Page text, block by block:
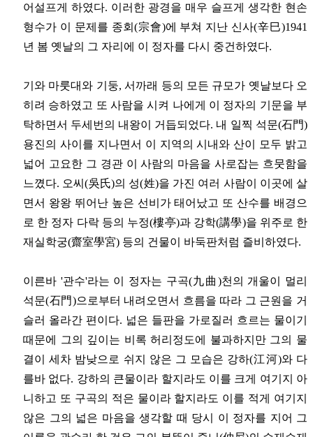
어설프게 하였다. 이러한 광경을 매우 슬프게 생각한 현손
형수가 이 문제를 종회(宗會)에 부쳐 지난 신사(辛巳)1941
년 봄 옛날의 그 자리에 이 정자를 다시 중건하였다.
기와 마룻대와 기둥, 서까래 등의 모든 규모가 옛날보다 오
히려 승하였고 또 사람을 시켜 나에게 이 정자의 기문을 부
탁하면서 두세번의 내왕이 거듭되었다. 내 일찍 석문(石門)
용진의 사이를 지나면서 이 지역의 시내와 산이 모두 밝고
넓어 고요한 그 경관 이 사람의 마음을 사로잡는 흐뭇함을
느꼈다. 오씨(吳氏)의 성(姓)을 가진 여러 사람이 이곳에 살
면서 왕왕 뛰어난 높은 선비가 태어났고 또 산수를 배경으
로 한 정자 다락 등의 누정(樓亭)과 강학(講學)을 위주로 한
재실학궁(齋室學宮) 등의 건물이 바둑판처럼 즐비하였다.
이른바 '관수'라는 이 정자는 구곡(九曲)천의 개울이 멀리
석문(石門)으로부터 내려오면서 흐름을 따라 그 근원을 거
슬러 올라간 편이다. 넓은 들판을 가로질러 흐르는 물이기
때문에 그의 깊이는 비록 허리정도에 불과하지만 그의 물
결이 세차 밤낮으로 쉬지 않은 그 모습은 강하(江河)와 다
를바 없다. 강하의 큰물이라 할지라도 이를 크게 여기지 아
니하고 또 구곡의 적은 물이라 할지라도 이를 적게 여기지
않은 그의 넓은 마음을 생각할 때 당시 이 정자를 지어 그